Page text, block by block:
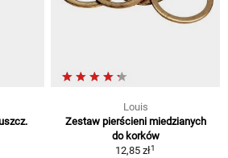
Louis
Zestaw pierścieni miedzianych
do korków
12,85 zł1